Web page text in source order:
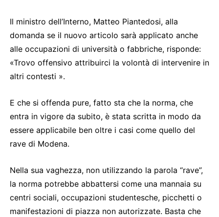
Il ministro dell’Interno, Matteo Piantedosi, alla
domanda se il nuovo articolo sarà applicato anche
alle occupazioni di università o fabbriche, risponde:
«Trovo offensivo attribuirci la volontà di intervenire in
altri contesti ».
E che si offenda pure, fatto sta che la norma, che
entra in vigore da subito, è stata scritta in modo da
essere applicabile ben oltre i casi come quello del
rave di Modena.
Nella sua vaghezza, non utilizzando la parola “rave”,
la norma potrebbe abbattersi come una mannaia su
centri sociali, occupazioni studentesche, picchetti o
manifestazioni di piazza non autorizzate. Basta che